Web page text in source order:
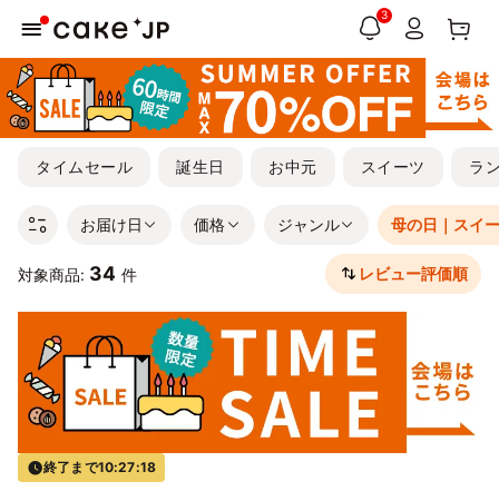
3
タイムセール 誕生日 お中元 スイーツ ラ
お届け日 価格 ジャンル 母の日｜スイ
対象商品: 34 件 レビュー評価順
終了まで10:27:17